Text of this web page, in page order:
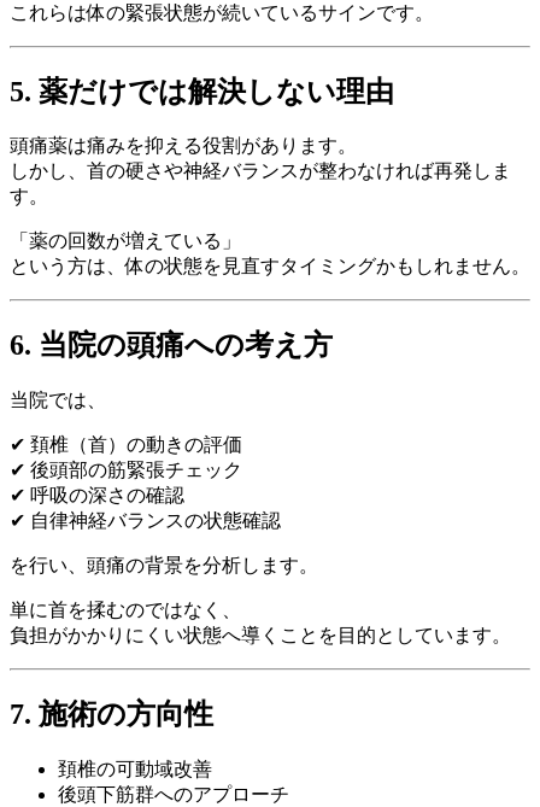
これらは体の緊張状態が続いているサインです。
5. 薬だけでは解決しない理由
頭痛薬は痛みを抑える役割があります。
しかし、首の硬さや神経バランスが整わなければ再発しま
す。
「薬の回数が増えている」
という方は、体の状態を見直すタイミングかもしれません。
6. 当院の頭痛への考え方
当院では、
✔ 頚椎（首）の動きの評価
✔ 後頭部の筋緊張チェック
✔ 呼吸の深さの確認
✔ 自律神経バランスの状態確認
を行い、頭痛の背景を分析します。
単に首を揉むのではなく、
負担がかかりにくい状態へ導くことを目的としています。
7. 施術の方向性
頚椎の可動域改善
後頭下筋群へのアプローチ